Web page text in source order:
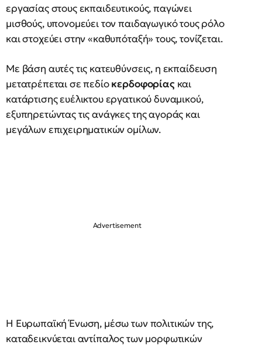
εργασίας στους εκπαιδευτικούς, παγώνει
μισθούς, υπονομεύει τον παιδαγωγικό τους ρόλο
και στοχεύει στην «καθυπόταξή» τους, τονίζεται.
Με βάση αυτές τις κατευθύνσεις, η εκπαίδευση
μετατρέπεται σε πεδίοκερδοφορίας και
κατάρτισης ευέλικτου εργατικού δυναμικού,
εξυπηρετώντας τις ανάγκες της αγοράς και
μεγάλων επιχειρηματικών ομίλων.
Η Ευρωπαϊκή Ένωση, μέσω των πολιτικών της,
καταδεικνύεται αντίπαλος των μορφωτικών